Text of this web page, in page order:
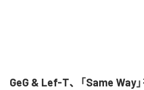
GeG & Lef-T、「Same Way